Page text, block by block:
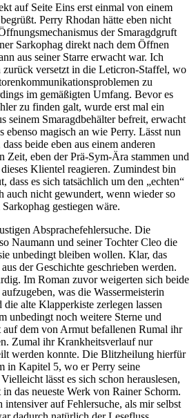
auf Seite Eins erst einmal von einem
Perry Rhodan hätte eben nicht
der Smaragdgruft
Sarkophag direkt nach dem Öffnen
aus seiner Starre erwacht war. Ich
versetzt in die Leticron-Staffel, wo
zu
im gemäßigten Umfang. Bevor es
zu finden galt, wurde erst mal ein
seinem Smaragdbehälter befreit, erwacht
ebenso magisch an wie Perry. Lässt nun
beide eben aus einem anderen
Zeit, eben der Prä-Sym-Ära stammen und
Klientel reagieren. Zumindest bin
dass es sich tatsächlich um den „echten“
auch nicht gewundert, wenn wieder so
gestiegen wäre.
Absprachefehlersuche. Die
Naumann und seiner Tochter Cleo die
unbedingt bleiben wollen. Klar, das
der Geschichte geschrieben werden.
Im Roman zuvor weigerten sich beide
was die Wassermeisterin
alte Klapperkiste zerlegen lassen
unbedingt noch weitere Sterne und
auf dem von Armut befallenen Rumal ihr
Zumal ihr Krankheitsverlauf nur
werden konnte. Die Blitzheilung hierfür
in Kapitel 5, wo er Perry seine
lässt es sich schon herauslesen,
das neueste Werk von Rainer Schorm.
auf Fehlersuche, als mir selbst